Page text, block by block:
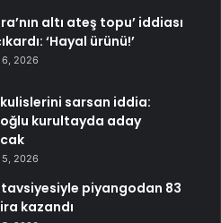
altı ateş topu’ iddiası
‘Hayal ürünü!’
2026
sarsan iddia:
kurultayda aday
2026
piyangodan 83
kazandı